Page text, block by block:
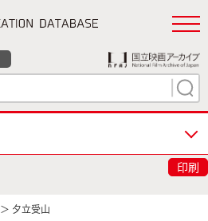
印刷
＞ 夕立受山